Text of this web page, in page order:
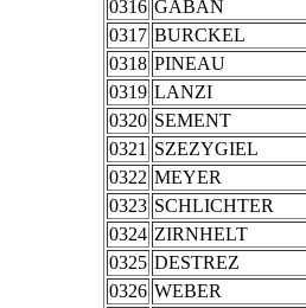
0316 GABAN
0317 BURCKEL
0318 PINEAU
0319 LANZI
0320 SEMENT
0321 SZEZYGIEL
0322 MEYER
0323 SCHLICHTER
0324 ZIRNHELT
0325 DESTREZ
0326 WEBER